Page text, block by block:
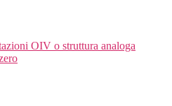
OIV o struttura analoga